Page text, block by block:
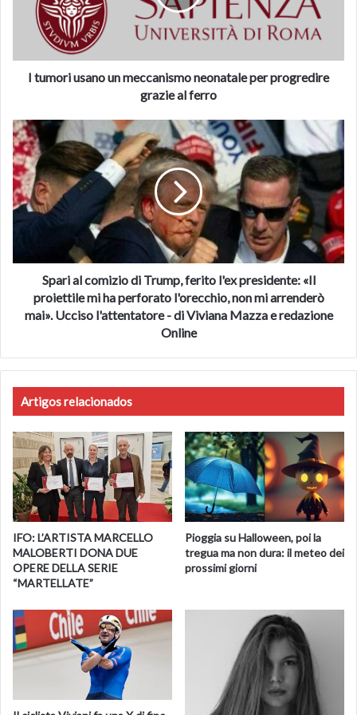
cioccolato oltre che dal finger Kit Kat ®. E il Cono Kit
Kat ® al Cacao, con gelato al cacao arricchito da una salsa
al cioccolato e anche in questo caso dal finger.
Fonte
neonatale
progredire
grazie
I tumori usano un meccanismo neonatale per progredire
grazie al ferro
Spari
al
comizio
di
Trump,
ferito
l'ex
«Il
proiettile
non
arrenderò
l'attentatore
-
di
Viviana
Mazza
redazione
Online
Spari al comizio di Trump, ferito l'ex presidente: «Il
proiettile mi ha perforato l'orecchio, non mi arrenderò
mai». Ucciso l'attentatore - di Viviana Mazza e redazione
Online
Artigos relacionados
IFO: L’ARTISTA MARCELLO
MALOBERTI DONA DUE
OPERE DELLA SERIE
“MARTELLATE”
Pioggia su Halloween, poi la
tregua ma non dura: il meteo dei
prossimi giorni